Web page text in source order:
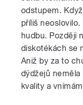
odstupem.
příliš
hudbu. Později
diskotékách se
Aniž by za to
dýdžejů neměla
kvality a